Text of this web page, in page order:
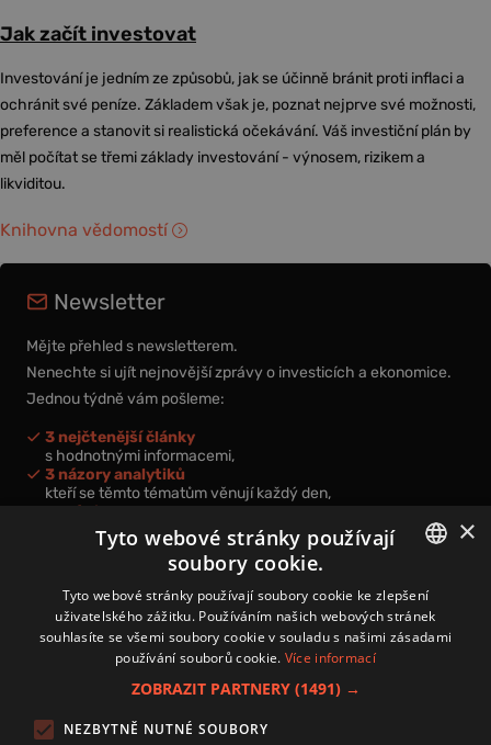
Jak začít investovat
Investování je jedním ze způsobů, jak se účinně bránit proti inflaci a
ochránit své peníze. Základem však je, poznat nejprve své možnosti,
preference a stanovit si realistická očekávání. Váš investiční plán by
měl počítat se třemi základy investování - výnosem, rizikem a
likviditou.
Knihovna vědomostí
Newsletter
Mějte přehled s newsletterem.
Nenechte si ujít nejnovější zprávy o investicích a ekonomice.
Jednou týdně vám pošleme:
3 nejčtenější články
s hodnotnými informacemi,
3 názory analytiků
kteří se těmto tématům věnují každý den,
nová videa a podcasty
k prohloubení vašich znalostí.
Přihlášením k newsletteru vyjadřujete svůj souhlas spodmínkami
zpracování osobních údajů.
Zásady používání souborů cookies
CZECH
×
Tyto webové stránky používají
soubory cookie.
Tyto webové stránky používají soubory cookie ke zlepšení
uživatelského zážitku. Používáním našich webových stránek
souhlasíte se všemi soubory cookie v souladu s našimi zásadami
používání souborů cookie. Více informací
ZOBRAZIT PARTNERY (1491) →
NEZBYTNĚ NUTNÉ SOUBORY